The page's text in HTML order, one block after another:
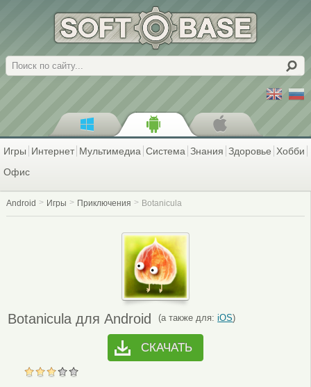
Поиск
Игры Интернет Мультимедиа Система Знания Здоровье Хобби
Офис
Android Игры Приключения Botanicula
Botanicula для Android (а также для:iOS)
СКАЧАТЬ